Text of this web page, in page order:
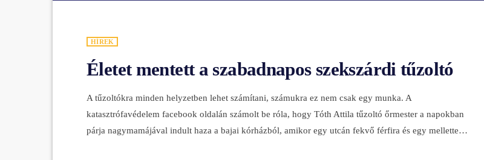
HÍREK
Életet mentett a szabadnapos szekszárdi tűzoltó
A tűzoltókra minden helyzetben lehet számítani, számukra ez nem csak egy munka. A
katasztrófavédelem facebook oldalán számolt be róla, hogy Tóth Attila tűzoltó őrmester a napokban
párja nagymamájával indult haza a bajai kórházból, amikor egy utcán fekvő férfira és egy mellette